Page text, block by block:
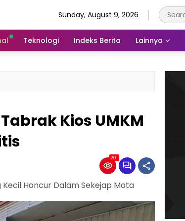
Sunday, August 9, 2026
Teknologi Indeks Berita Lainnya
Kios UMKM
201
Hancur Dalam Sekejap Mata